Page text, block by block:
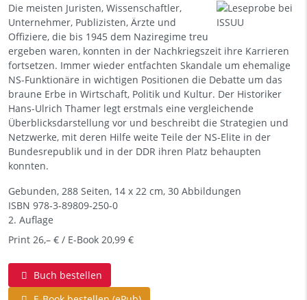
Die meisten Juristen, Wissenschaftler,
Unternehmer, Publizisten, Ärzte und
Offiziere, die bis 1945 dem Naziregime treu
ergeben waren, konnten in der Nachkriegszeit ihre Karrieren
fortsetzen. Immer wieder entfachten Skandale um ehemalige
NS-Funktionäre in wichtigen Positionen die Debatte um das
braune Erbe in Wirtschaft, Politik und Kultur. Der Historiker
Hans-Ulrich Thamer legt erstmals eine vergleichende
Überblicksdarstellung vor und beschreibt die Strategien und
Netzwerke, mit deren Hilfe weite Teile der NS-Elite in der
Bundesrepublik und in der DDR ihren Platz behaupten
konnten.
Gebunden, 288 Seiten, 14 x 22 cm, 30 Abbildungen
ISBN 978-3-89809-250-0
2. Auflage
Print 26,– € / E-Book 20,99 €
Buch bestellen